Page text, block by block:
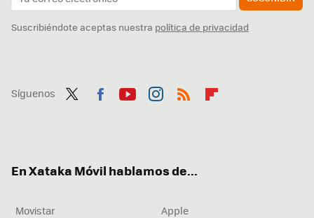
Suscribiéndote aceptas nuestra política de privacidad
Síguenos
En Xataka Móvil hablamos de...
Movistar
Apple